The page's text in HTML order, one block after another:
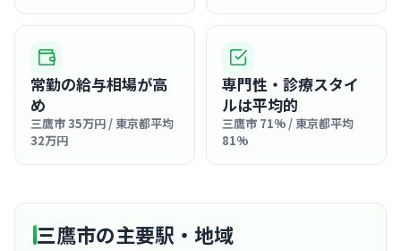
常勤の給与相場が高
め
三鷹市 35万円 / 東京都平均
32万円
専門性・診療スタイ
ルは平均的
三鷹市 71% / 東京都平均
81%
三鷹市の主要駅・地域